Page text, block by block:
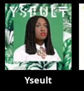
Yseult